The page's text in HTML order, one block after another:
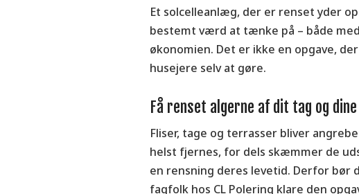
Et solcelleanlæg, der er renset yder
bestemt værd at tænke på – både
økonomien. Det er ikke en opgave,
husejere selv at gøre.
Få renset algerne af dit tag og
Fliser, tage og terrasser bliver
helst fjernes, for dels skæmmer de
en rensning deres levetid. Derfor bør
fagfolk hos CL Polering klare den